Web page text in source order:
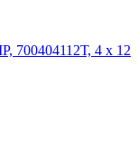
700404112Т, 4 х 12